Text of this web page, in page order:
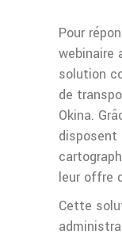
Pour
webinaire
solution
de
Okina.
disposent
leur offre
Cette